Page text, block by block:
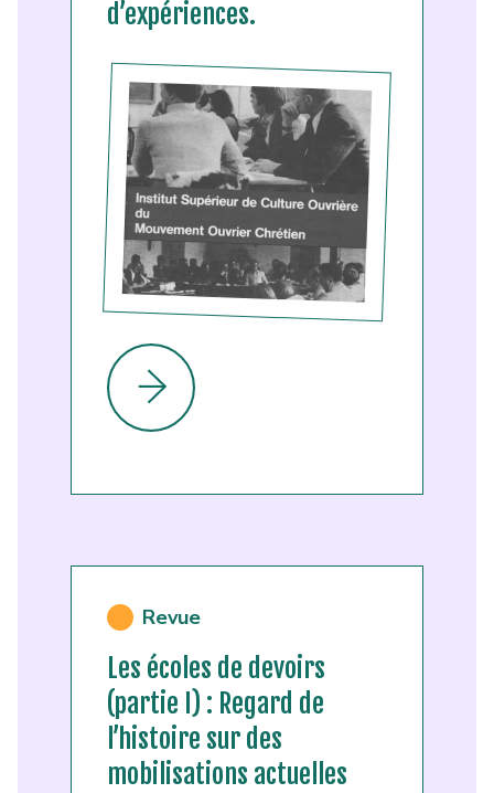
d’expériences.
Revue
Les écoles de devoirs
(partie I) : Regard de
l’histoire sur des
mobilisations actuelles